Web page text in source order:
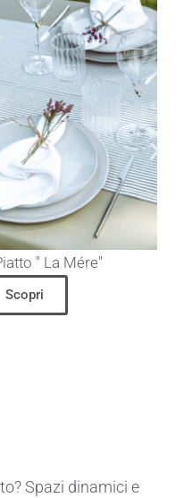
" La Mére"
Scopri
Spazi dinamici e